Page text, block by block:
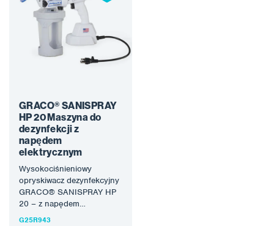
GRACO® SANISPRAY
HP 20 Maszyna do
dezynfekcji z
napędem
elektrycznym
Wysokociśnieniowy
opryskiwacz dezynfekcyjny
GRACO® SANISPRAY HP
20 – z napędem
elektrycznym, to urządzenie
G25R943